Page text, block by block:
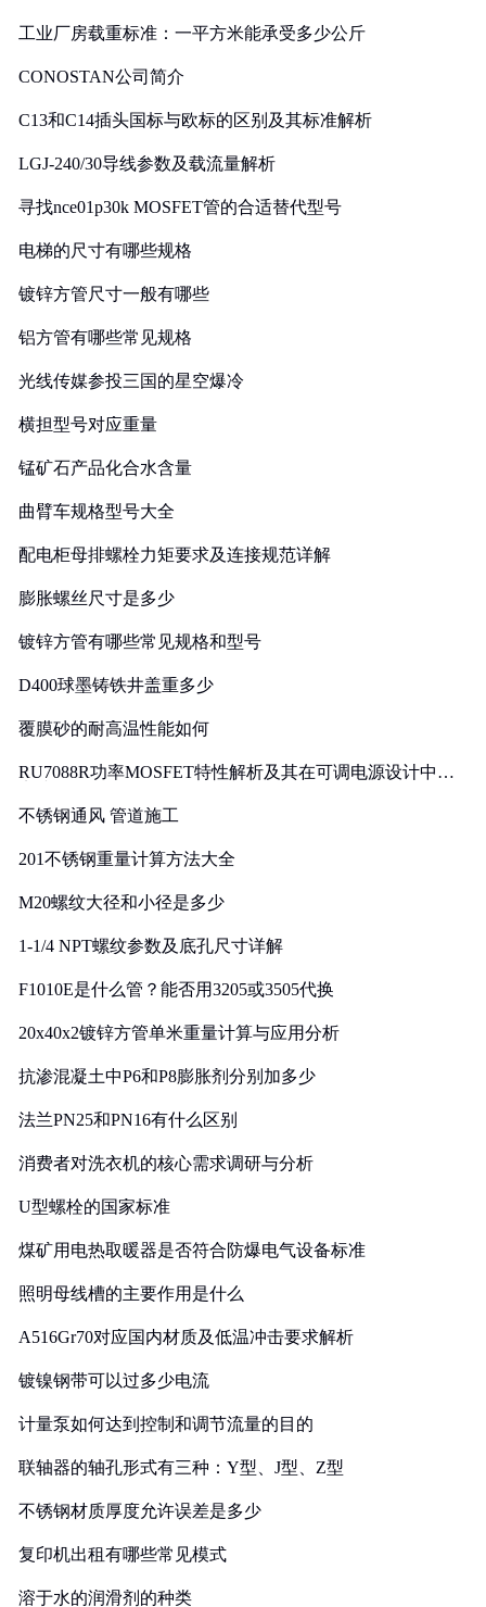
工业厂房载重标准：一平方米能承受多少公斤
CONOSTAN公司简介
C13和C14插头国标与欧标的区别及其标准解析
LGJ-240/30导线参数及载流量解析
寻找nce01p30k MOSFET管的合适替代型号
电梯的尺寸有哪些规格
镀锌方管尺寸一般有哪些
铝方管有哪些常见规格
光线传媒参投三国的星空爆冷
横担型号对应重量
锰矿石产品化合水含量
曲臂车规格型号大全
配电柜母排螺栓力矩要求及连接规范详解
膨胀螺丝尺寸是多少
镀锌方管有哪些常见规格和型号
D400球墨铸铁井盖重多少
覆膜砂的耐高温性能如何
RU7088R功率MOSFET特性解析及其在可调电源设计中的
不锈钢通风 管道施工
201不锈钢重量计算方法大全
M20螺纹大径和小径是多少
1-1/4 NPT螺纹参数及底孔尺寸详解
F1010E是什么管？能否用3205或3505代换
20x40x2镀锌方管单米重量计算与应用分析
抗渗混凝土中P6和P8膨胀剂分别加多少
法兰PN25和PN16有什么区别
消费者对洗衣机的核心需求调研与分析
U型螺栓的国家标准
煤矿用电热取暖器是否符合防爆电气设备标准
照明母线槽的主要作用是什么
A516Gr70对应国内材质及低温冲击要求解析
镀镍钢带可以过多少电流
计量泵如何达到控制和调节流量的目的
联轴器的轴孔形式有三种：Y型、J型、Z型
不锈钢材质厚度允许误差是多少
复印机出租有哪些常见模式
溶于水的润滑剂的种类